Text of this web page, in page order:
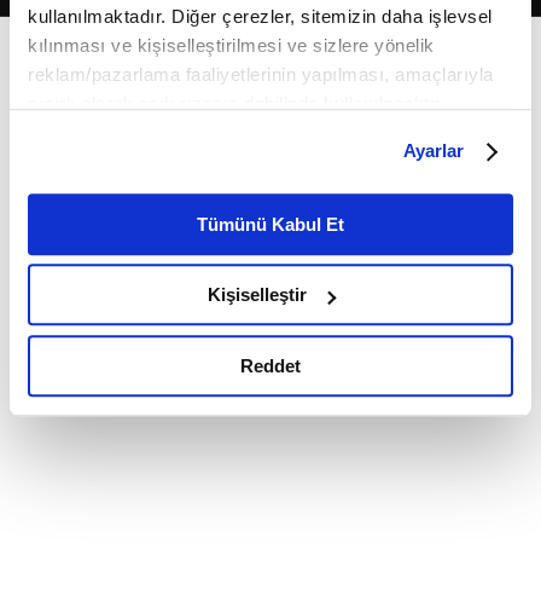
kullanılmaktadır. Diğer çerezler, sitemizin daha işlevsel
kılınması ve kişiselleştirilmesi ve sizlere yönelik
reklam/pazarlama faaliyetlerinin yapılması, amaçlarıyla
belirleyebilirsiniz. Çerezlere ilişkin detaylı bilgi için
Ayarlar butonuna tıklayabilir,Çerez Bilgilendirme
Metnimizi ziyaret edebilirsiniz.
6698 sayılı Kişisel Verilerin Korunması Kanunu uyarınca
okumak ve sitemizi ziyaretiniz kapsamında
gerçekleştirilen veri işleme faaliyetleri ile ilgili daha
detaylı bilgi almak için lütfentıklayınız.
Ayarlar
Tümünü Kabul Et
Kişiselleştir
Reddet